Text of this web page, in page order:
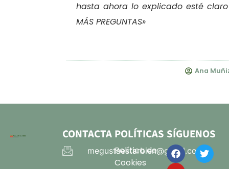
hasta ahora lo explicado esté
MÁS PREGUNTAS»
Ana
CONTACTA
megustaestarbien@gmail.com
POLÍTICAS
Política de
Cookies
SÍGUENOS